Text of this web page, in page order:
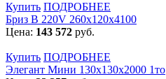
Купить ПОДРОБНЕЕ
Бриз В 220V 260x120x4100
Цена: 143 572 руб.
Купить ПОДРОБНЕЕ
Элегант Мини 130x130x2000 1то